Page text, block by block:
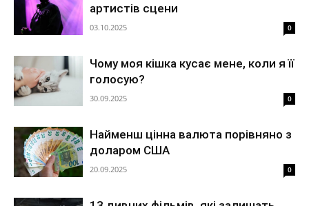
артистів сцени
03.10.2025 0
Чому моя кішка кусає мене, коли я її
голосую?
30.09.2025 0
Найменш цінна валюта порівняно з
доларом США
20.09.2025 0